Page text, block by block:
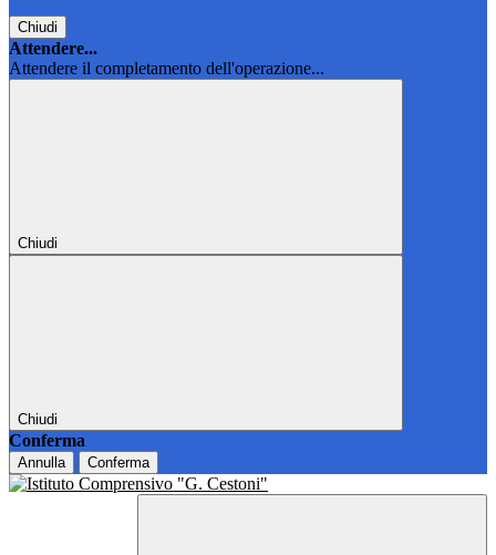
Chiudi
Attendere...
Attendere il completamento dell'operazione...
Chiudi
Chiudi
Conferma
Annulla Conferma